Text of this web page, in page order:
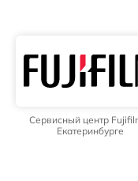
Сервисный центр
Екатеринбурге